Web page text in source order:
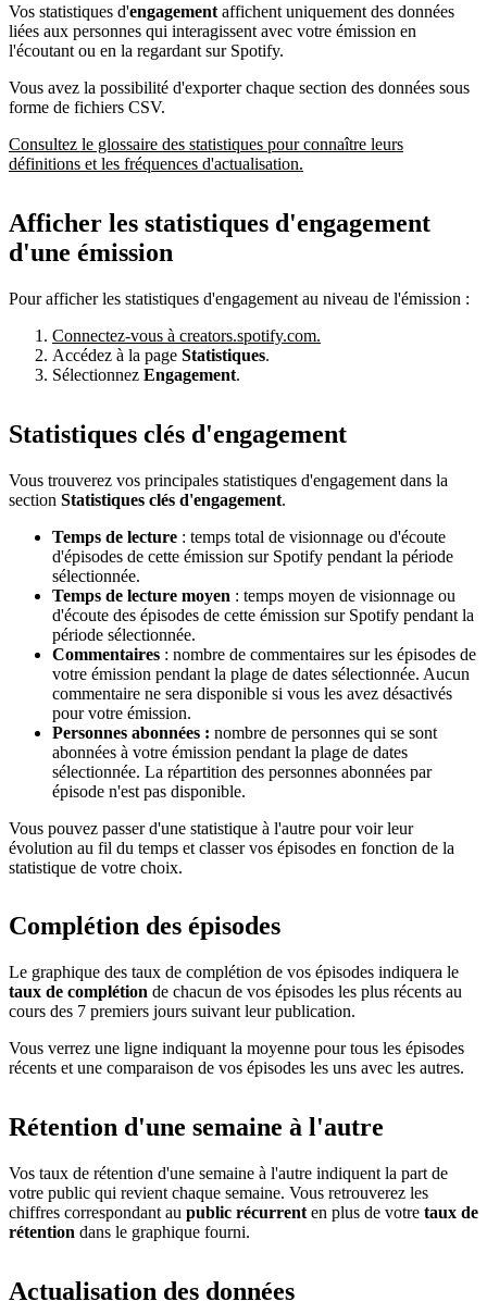
Vos statistiques d'engagement affichent uniquement des données
liées aux personnes qui interagissent avec votre émission en
l'écoutant ou en la regardant sur Spotify.
Vous avez la possibilité d'exporter chaque section des données sous
forme de fichiers CSV.
Consultez le glossaire des statistiques pour connaître leurs
définitions et les fréquences d'actualisation.
Afficher les statistiques d'engagement
d'une émission
Pour afficher les statistiques d'engagement au niveau de l'émission :
Connectez-vous à creators.spotify.com.
Accédez à la page Statistiques.
Sélectionnez Engagement.
Statistiques clés d'engagement
Vous trouverez vos principales statistiques d'engagement dans la
section Statistiques clés d'engagement.
Temps de lecture : temps total de visionnage ou d'écoute
d'épisodes de cette émission sur Spotify pendant la période
sélectionnée.
Temps de lecture moyen : temps moyen de visionnage ou
d'écoute des épisodes de cette émission sur Spotify pendant la
période sélectionnée.
Commentaires : nombre de commentaires sur les épisodes de
votre émission pendant la plage de dates sélectionnée. Aucun
commentaire ne sera disponible si vous les avez désactivés
pour votre émission.
Personnes abonnées : nombre de personnes qui se sont
abonnées à votre émission pendant la plage de dates
sélectionnée. La répartition des personnes abonnées par
épisode n'est pas disponible.
Vous pouvez passer d'une statistique à l'autre pour voir leur
évolution au fil du temps et classer vos épisodes en fonction de la
statistique de votre choix.
Complétion des épisodes
Le graphique des taux de complétion de vos épisodes indiquera le
taux de complétion de chacun de vos épisodes les plus récents au
cours des 7 premiers jours suivant leur publication.
Vous verrez une ligne indiquant la moyenne pour tous les épisodes
récents et une comparaison de vos épisodes les uns avec les autres.
Rétention d'une semaine à l'autre
Vos taux de rétention d'une semaine à l'autre indiquent la part de
votre public qui revient chaque semaine. Vous retrouverez les
chiffres correspondant au public récurrent en plus de votre taux de
rétention dans le graphique fourni.
Actualisation des données